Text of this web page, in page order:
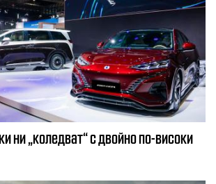
ни „коледват“ с двойно по-високи